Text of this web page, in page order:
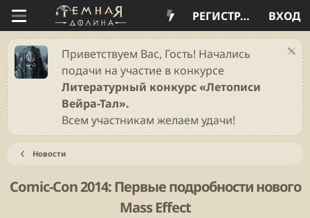
ВХОД
РЕГИСТРАЦИЯ
Приветствуем Вас, Гость! Начались
подачи на участие в конкурсе
Литературный конкурс «Летописи
Вейра-Тал».
Всем участникам желаем удачи!
Новости
Comic-Con 2014: Первые подробности нового
Mass Effect